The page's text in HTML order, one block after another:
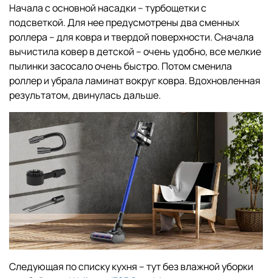
Начала с основной насадки – турбощетки с
подсветкой. Для нее предусмотрены два сменных
роллера – для ковра и твердой поверхности. Сначала
вычистила ковер в детской – очень удобно, все мелкие
пылинки засосало очень быстро. Потом сменила
роллер и убрала ламинат вокруг ковра. Вдохновленная
результатом, двинулась дальше.
Следующая по списку кухня – тут без влажной уборки